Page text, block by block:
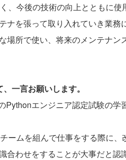
、今後の技術の向上とともに
ナを張って取り入れていき業
場所で使い、将来のメンテナ
一言お願いします。
Pythonエンジニア認定試験の
ームを組んで仕事をする際に
合わせをすることが大事だと認